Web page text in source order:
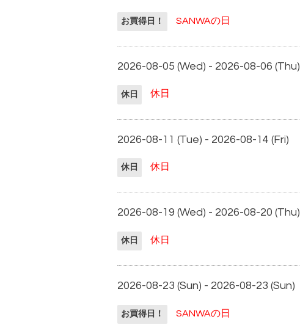
お買得日！ SANWAの日
2026-08-05 (Wed) - 2026-08-06 (Thu)
休日 休日
2026-08-11 (Tue) - 2026-08-14 (Fri)
休日 休日
2026-08-19 (Wed) - 2026-08-20 (Thu)
休日 休日
2026-08-23 (Sun) - 2026-08-23 (Sun)
お買得日！ SANWAの日